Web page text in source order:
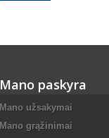
Mano paskyra
Mano užsakymai
Mano grąžinimai